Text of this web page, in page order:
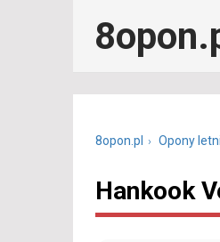
8opon.pl Opony
Hankook